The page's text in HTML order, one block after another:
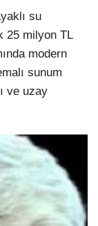
su
25 milyon TL
modern
sunum
ve uzay